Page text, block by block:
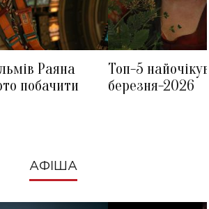
Раяна
побачити
Топ-5
березня-2026
АФІША